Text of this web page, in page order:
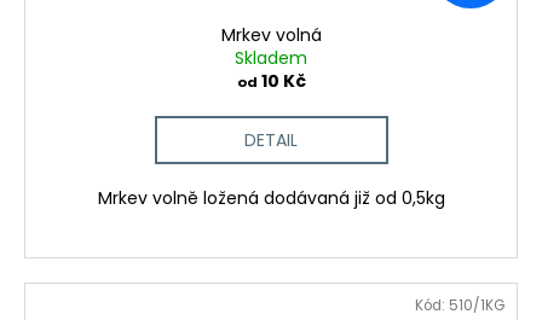
Mrkev volná
Skladem
od 10 Kč
DETAIL
Mrkev volně ložená dodávaná již od 0,5kg
Kód: 510/1KG